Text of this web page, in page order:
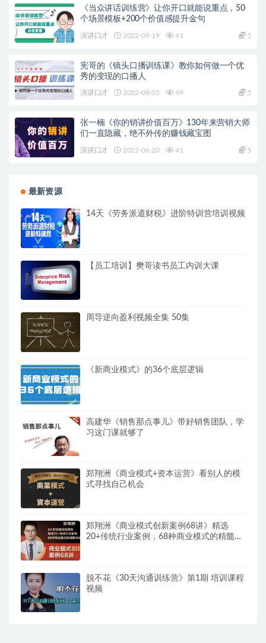
《当众讲话训练营》让你开口就能说重点，50
个场景模板+200个价值感提升金句
演讲口才 2022-09-19 41 5
宪哥的《镜头口播训练课》教你如何做一个优
秀的变现的口播人
演讲口才 2022-08-05 49 5
张一楠《你的销讲价值百万》130年来营销大师
们一‌直隐藏，绝不外传的赚钱藏‌宝图
演讲口才 2022-06-20 41 5
最新资源
14天《劳务派遣财税》进阶特训营培训视频
【员工培训】樊哥读书员工内训大课
周导逆向盈利视频全集 50集
《新商业模式》的36个底层逻辑
高建华《销售那点事儿》带好销售团队，学
习这门课就够了
郑翔洲《商业模式+资本运营》看别人的模
式寻找自己机会
郑翔洲《商业模式创新案例68讲》精选
20+传统行业案例，68种商业模式的精髓与
脱不花《30天沟通训练营》第1期 培训课程
视频